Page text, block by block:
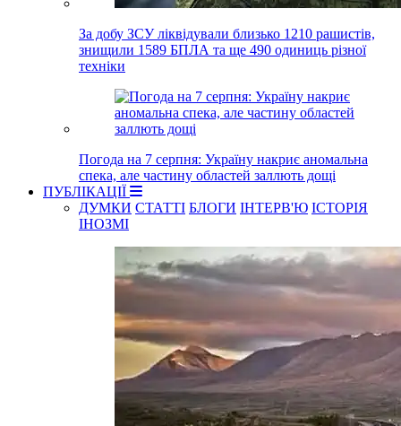
За добу ЗСУ ліквідували близько 1210 рашистів,
знищили 1589 БПЛА та ще 490 одиниць різної
техніки
Погода на 7 серпня: Україну накриє аномальна
спека, але частину областей заллють дощі
ПУБЛІКАЦІЇ
ДУМКИ СТАТТІ БЛОГИ ІНТЕРВ'Ю ІСТОРІЯ
ІНОЗМІ